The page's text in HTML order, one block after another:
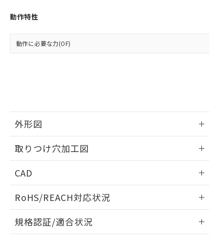
動作特性
動作に必要な力(OF)
外形図
取りつけ穴加工図
CAD
ドすることができます。
ログイン/会員登録
RoHS/REACH対応状況
EU RoHS 注意事項・凡例
規格認証/適合状況
メンバーズにご登録されている必要が
あります。
お客様が当ウェブサイト上で当社にご
用者の範囲」に記載されている法人を
指します。
EU RoHS指令（10物質）の非含有証明書
51物質の非含有証明書（当社基準）
※本証明書は発行日時点で非含有を証明す
るもので、過去に遡って非含有を証明する
ものではありません。
荷製品に未対応品が混在することから備考
欄に対応日を記載しておりました。
既に当社にて対応品への在庫切替を完了
していることから、特段のことがない限
り、2022年1月12日より割愛しておりま
す。
「－」：未確認です。当社販売部門へお問
い合わせください。
り引きをいたしません。